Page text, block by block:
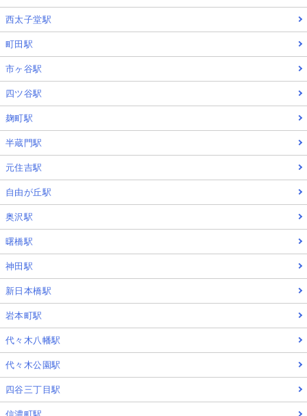
西太子堂駅
町田駅
市ヶ谷駅
四ツ谷駅
麹町駅
半蔵門駅
元住吉駅
自由が丘駅
奥沢駅
曙橋駅
神田駅
新日本橋駅
岩本町駅
代々木八幡駅
代々木公園駅
四谷三丁目駅
信濃町駅